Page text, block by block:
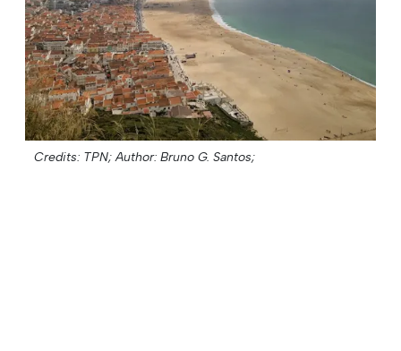
Credits: TPN; Author: Bruno G. Santos;